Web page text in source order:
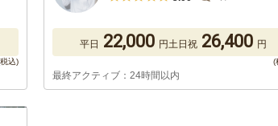
平日 22,000 円土日祝 26,400 円
最終アクティブ：24時間以内